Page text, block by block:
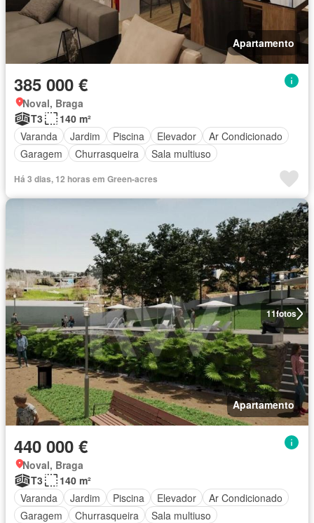
Apartamento
385 000 €
Noval, Braga
T3
140 m²
Varanda
Jardim Piscina Elevador
Ar Condicionado
Garagem
Churrasqueira Sala multiuso
Há 3 dias, 12 horas em Green-acres
11fotos
Apartamento
440 000 €
Noval, Braga
T3
140 m²
Varanda
Jardim Piscina Elevador
Ar Condicionado
Garagem
Churrasqueira Sala multiuso